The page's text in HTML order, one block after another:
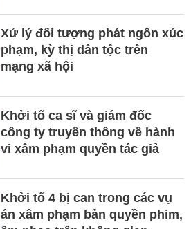
Xử lý đối tượng phát ngôn xúc
phạm, kỳ thị dân tộc trên
mạng xã hội
Khởi tố ca sĩ và giám đốc
công ty truyền thông về hành
vi xâm phạm quyền tác giả
Khởi tố 4 bị can trong các vụ
án xâm phạm bản quyền phim,